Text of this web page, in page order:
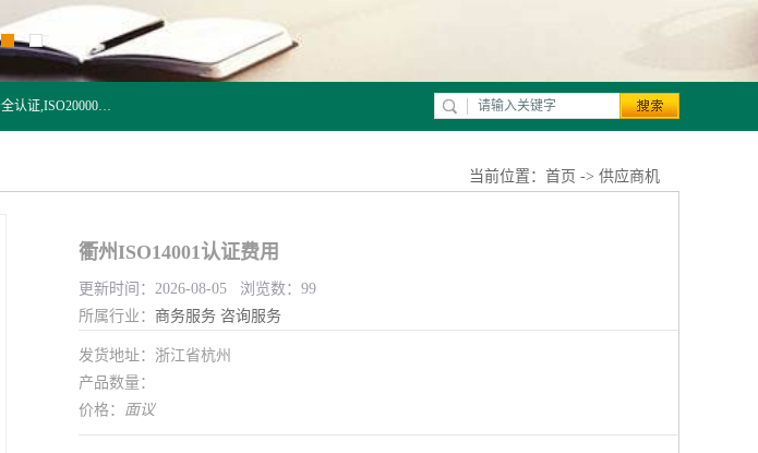
杭州贝安企业管理有限公司:iso咨询,杭州ISO认证,iso认证咨询,国军标认证,iso环境认证,27000信息安全认证,ISO20000信息技术认证,口罩检测报告,32610检测报告,CCRC认证,ISO50001认证,ITSS认证,两化融合认证,出口口罩检测报告等认证代理服务,本公司有近10年的体系咨询经验,能业务覆盖范围南到海南三亚北到新疆阿克苏.
当前位置： 首页 -> 供应商机
衢州ISO14001认证费用
更新时间：2026-08-05 浏览数：99
所属行业： 商务服务 咨询服务
发货地址：浙江省杭州
产品数量：
价格： 面议